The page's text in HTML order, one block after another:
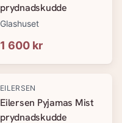
prydnadskudde
Glashuset
1 600 kr
EILERSEN
Eilersen Pyjamas Mist
prydnadskudde